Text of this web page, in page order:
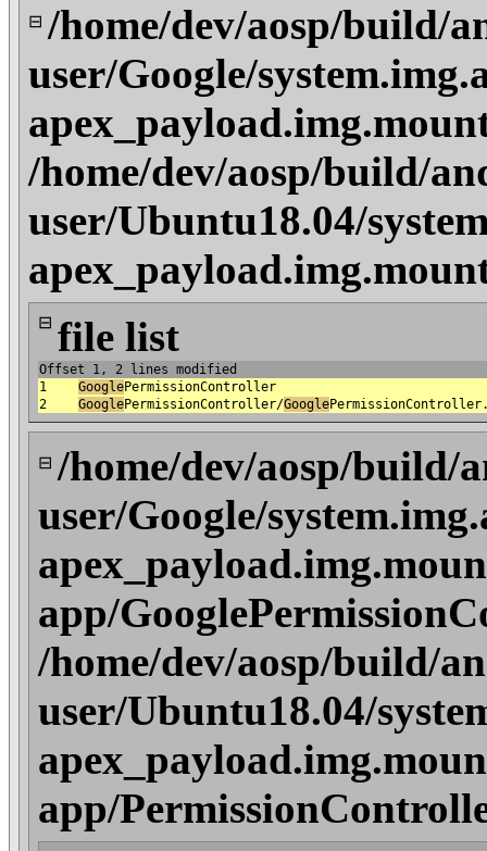
⊟ /home/dev/aosp/build/
user/Google/
/home/dev/aosp/build/
user/Ubuntu18.04/
⊟ file list
Offset 1, 2 lines modified
1
GooglePermissionController
2
GooglePermissionController/Google
⊟ /home/dev/aosp/build/
user/Google/
app/
/home/dev/aosp/build/
user/Ubuntu18.04/
app/